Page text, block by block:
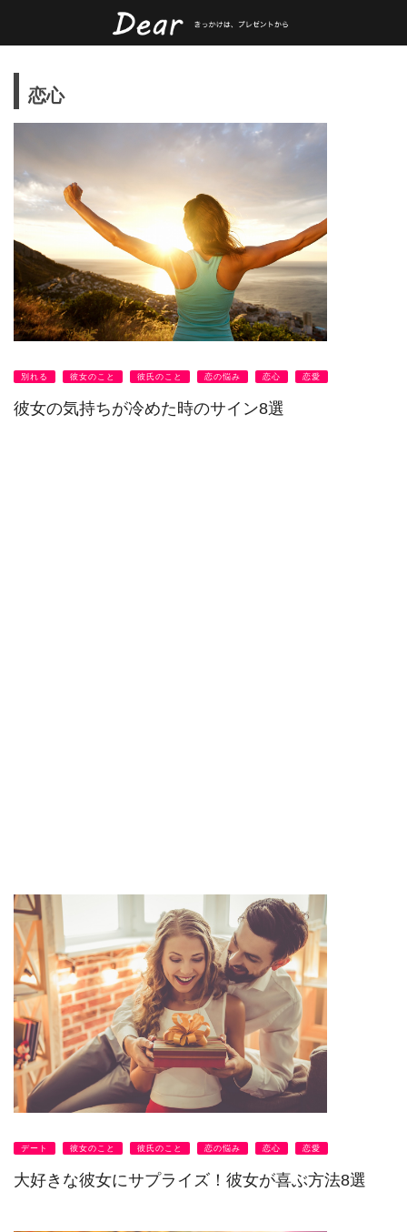
恋心
別れる 彼女のこと 彼氏のこと 恋の悩み 恋心 恋愛
彼女の気持ちが冷めた時のサイン8選
デート 彼女のこと 彼氏のこと 恋の悩み 恋心 恋愛
大好きな彼女にサプライズ！彼女が喜ぶ方法8選